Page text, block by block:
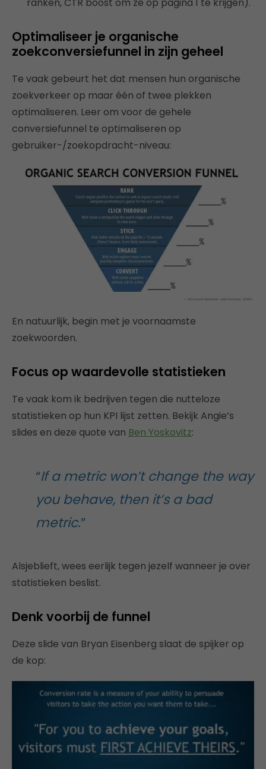
Optimaliseer je organische
zoekconversiefunnel in zijn geheel
Te vaak gebeurt het dat mensen hun organische
zoekverkeer op maar één of twee plekken
optimaliseren. Leer om voor de gehele
conversiefunnel te optimaliseren op
gebruiker-/zoekopdracht-niveau:
En natuurlijk, begin met je voornaamste
zoekwoorden.
Focus op waardevolle statistieken
Te vaak kom ik bedrijven tegen die nutteloze
statistieken op hun KPI lijst zetten. Bekijk Angie’s
slides en deze quote van Ben Yoskovitz:
“If a metric won’t change the way
you behave, then it’s a bad
metric.”
Alsjeblieft, wees eerlijk tegen jezelf wanneer je over
statistieken beslist.
Denk voorbij de funnel
Deze slide van Bryan Eisenberg slaat de spijker op
de kop: